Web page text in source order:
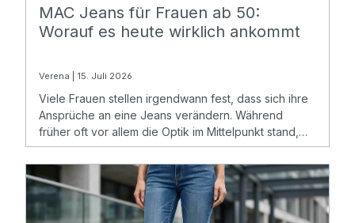
MAC Jeans für Frauen ab 50:
Worauf es heute wirklich ankommt
Verena | 15. Juli 2026
Viele Frauen stellen irgendwann fest, dass sich ihre
Ansprüche an eine Jeans verändern. Während
früher oft vor allem die Optik im Mittelpunkt stand,
spielen heute Komfort, Bewegungsfreiheit und ein
angenehmes Tragegefühl eine immer größere Rolle.